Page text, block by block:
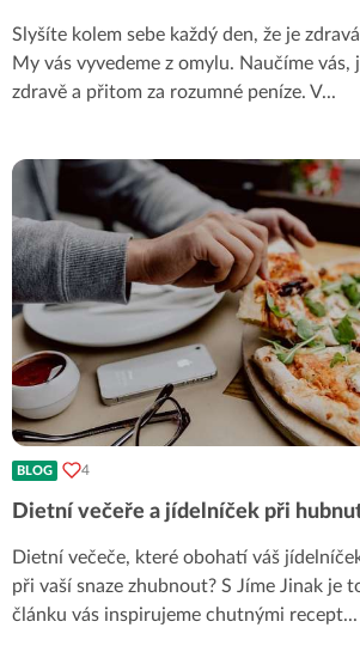
Slyšíte kolem sebe každý den, že je
My vás vyvedeme z omylu. Naučíme vás,
zdravě a přitom za rozumné peníze. V...
BLOG 4
Dietní večeře a jídelníček při
Dietní večeče, které obohatí váš
při vaší snaze zhubnout? S Jíme Jinak je
článku vás inspirujeme chutnými recept...